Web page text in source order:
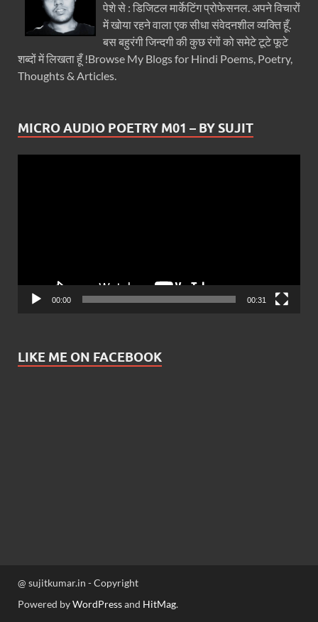
पेशे से : डिजिटल मार्केटिंग प्रोफेसनल. अपने विचारों
में खोया रहने वाला एक सीधा संवेदनशील व्यक्ति हूँ.
बस बहुरंगी जिन्दगी की कुछ रंगों को समेटे टूटे फूटे
शब्दों में लिखता हूँ !Browse My Blogs for Hindi Poems, Poetry,
Thoughts & Articles.
MICRO AUDIO POETRY M01 – BY SUJIT
00:00 00:31
LIKE ME ON FACEBOOK
@ sujitkumar.in - Copyright
Powered byWordPressand HitMag.